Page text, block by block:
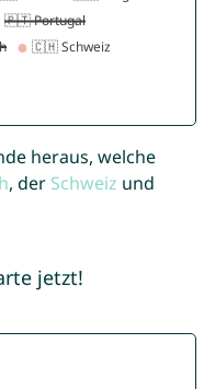
heraus, welche
, der Schweiz und
jetzt!